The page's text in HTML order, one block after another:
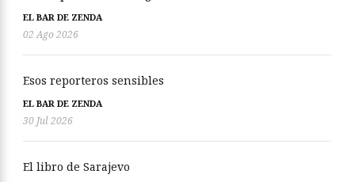
EL BAR DE ZENDA
02 Ago 2026
Esos reporteros sensibles
EL BAR DE ZENDA
30 Jul 2026
El libro de Sarajevo